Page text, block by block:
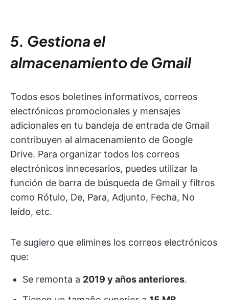
5. Gestiona el
almacenamiento de Gmail
Todos esos boletines informativos, correos
electrónicos promocionales y mensajes
adicionales en tu bandeja de entrada de Gmail
contribuyen al almacenamiento de Google
Drive. Para organizar todos los correos
electrónicos innecesarios, puedes utilizar la
función de barra de búsqueda de Gmail y filtros
como Rótulo, De, Para, Adjunto, Fecha, No
leído, etc.
Te sugiero que elimines los correos electrónicos
que:
Se remonta a 2019 y años anteriores.